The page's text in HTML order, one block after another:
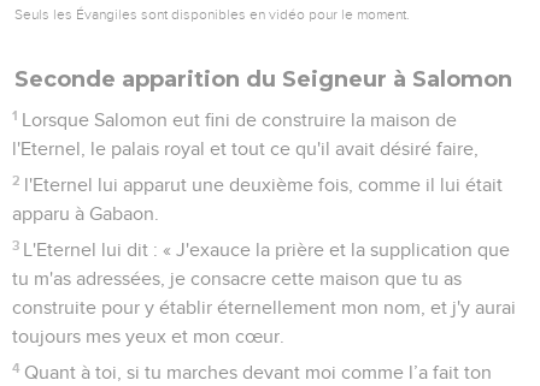
Seuls les Évangiles sont disponibles en vidéo pour le moment.
Seconde apparition du Seigneur à Salomon
1 Lorsque Salomon eut fini de construire la maison de
l'Eternel, le palais royal et tout ce qu'il avait désiré faire,
2 l'Eternel lui apparut une deuxième fois, comme il lui était
apparu à Gabaon.
3 L'Eternel lui dit : « J'exauce la prière et la supplication que
tu m'as adressées, je consacre cette maison que tu as
construite pour y établir éternellement mon nom, et j'y aurai
toujours mes yeux et mon cœur.
4 Quant à toi, si tu marches devant moi comme l’a fait ton